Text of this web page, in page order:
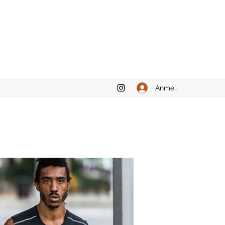
Anmelden